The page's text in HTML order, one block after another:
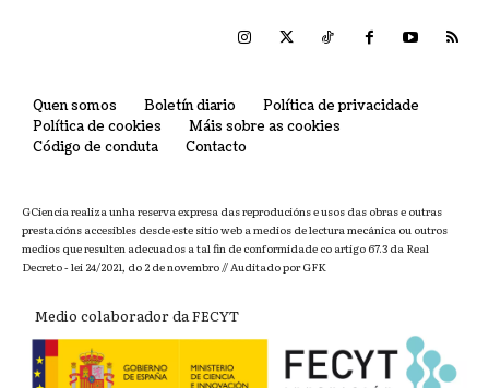
Quen somos Boletín diario
Política de privacidade
Política de cookies
Máis sobre as cookies
Código de conduta
Contacto
GCiencia realiza unha reserva expresa das reproducións e usos das obras e outras
prestacións accesibles desde este sitio web a medios de lectura mecánica ou outros
medios que resulten adecuados a tal fin de conformidade co artigo 67.3 da Real
Decreto - lei 24/2021, do 2 de novembro // Auditado por GFK
Medio colaborador da FECYT